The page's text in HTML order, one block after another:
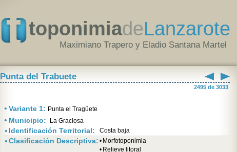
toponimiadeLanzarote
Maximiano Trapero y Eladio Santana Martel
Punta del Trabuete
2495 de 3033
• Variante 1: Punta el Tragüete
• Municipio: La Graciosa
• Identificación Territorial: Costa baja
•Clasificación Descriptiva: • Morfotoponimia
• Relieve litoral